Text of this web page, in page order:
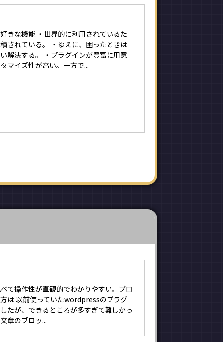
きな機能 ・世界的に利用されているた
されている。 ・ゆえに、困ったときは
解決する。 ・プラグインが豊富に用意
マイズ性が高い。一方で...
て操作性が直観的でわかりやすい。ブロ
は 以前使っていたwordpressのプラグ
たが、できるところが多すぎて難しかっ
章のブロッ...